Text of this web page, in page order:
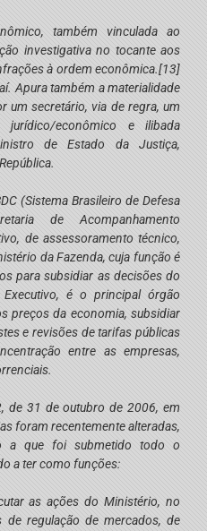
também vinculada ao
investigativa no tocante aos
à ordem econômica.[13]
Apura também a materialidade
um secretário, via de regra, um
econômico e ilibada
de Estado da Justiça,
(Sistema Brasileiro de Defesa
de Acompanhamento
de assessoramento técnico,
da Fazenda, cuja função é
para subsidiar as decisões do
é o principal órgão
preços da economia, subsidiar
e revisões de tarifas públicas
entre as empresas,
de 31 de outubro de 2006, em
foram recentemente alteradas,
a que foi submetido todo o
a ter como funções:
as ações do Ministério, no
regulação de mercados, de